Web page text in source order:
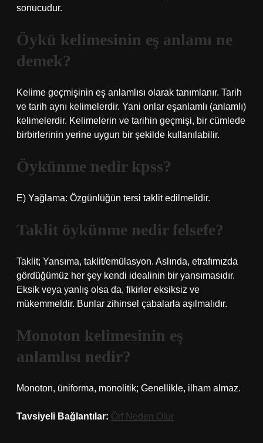
sonucudur.
Öykü kelimesinin eş anlamı ne
demek?
Kelime geçmişinin eş anlamlısı olarak tanımlanır. Tarih
ve tarih aynı kelimelerdir. Yani onlar eşanlamlı (anlamlı)
kelimelerdir. Kelimelerin ve tarihin geçmişi, bir cümlede
birbirlerinin yerine uygun bir şekilde kullanılabilir.
Öykünme nedir kpss?
E) Yağlama: Özgünlüğün tersi taklit edilmelidir.
Taklit öykünme nedir felsefe?
Taklit; Yansıma, taklit/emülasyon. Aslında, etrafımızda
gördüğümüz her şey kendi idealinin bir yansımasıdır.
Eksik veya yanlış olsa da, fikirler eksiksiz ve
mükemmeldir. Bunlar zihinsel çabalarla aşılmalıdır.
Monoton kelimesinin eş
anlamlısı nedir?
Monoton, üniforma, monolitik; Genellikle, ilham almaz.
Tavsiyeli Bağlantılar: Örf Neden Olur